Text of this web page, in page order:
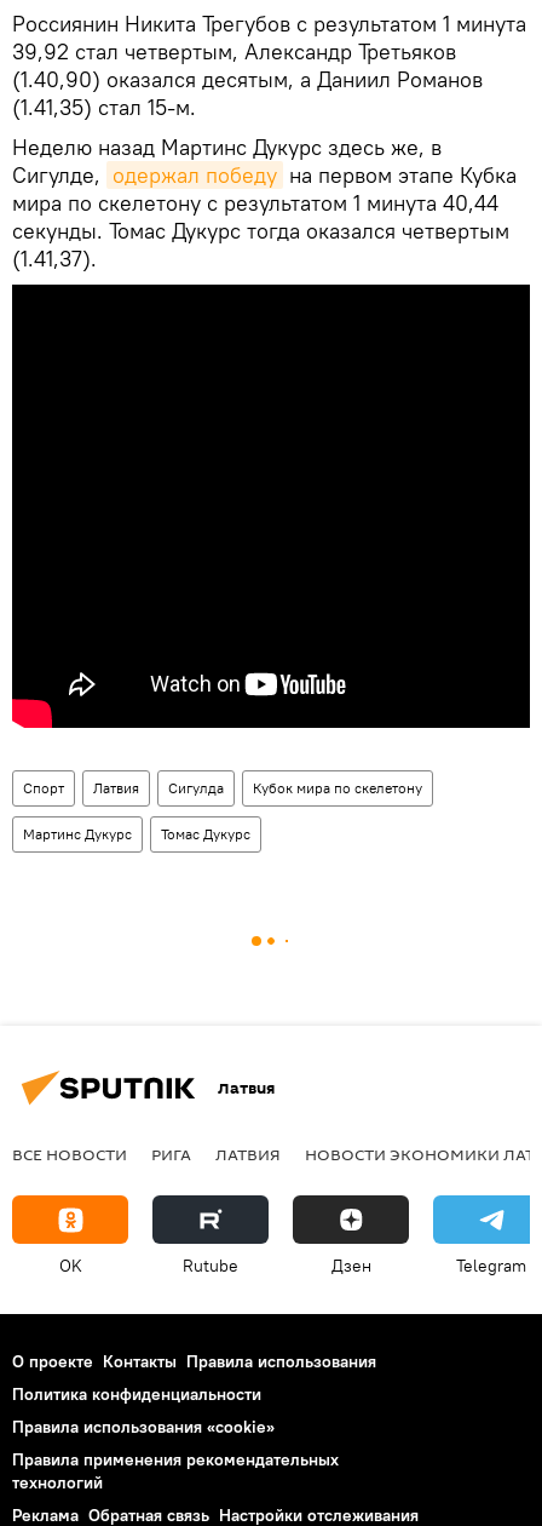
Россиянин Никита Трегубов с результатом 1 минута
39,92 стал четвертым, Александр Третьяков
(1.40,90) оказался десятым, а Даниил Романов
(1.41,35) стал 15-м.
Неделю назад Мартинс Дукурс здесь же, в
Сигулде, одержал победу на первом этапе Кубка
мира по скелетону с результатом 1 минута 40,44
секунды. Томас Дукурс тогда оказался четвертым
(1.41,37).
Спорт Латвия Сигулда Кубок мира по скелетону
Мартинс Дукурс Томас Дукурс
Латвия
ВСЕ НОВОСТИ РИГА ЛАТВИЯ НОВОСТИ ЭКОНОМИКИ
OK Rutube Дзен Telegram
О проекте Контакты Правила использования
Политика конфиденциальности
Правила использования «cookie»
Правила применения рекомендательных
технологий
Реклама Обратная связь Настройки отслеживания